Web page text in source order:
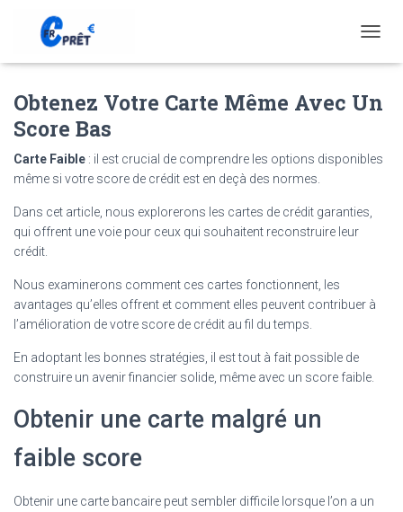
O
G
L
A
G
N
Obtenez Votre Carte Même Avec Un
Score Bas
Carte Faible : il est crucial de comprendre les options disponibles
même si votre score de crédit est en deçà des normes.
Dans cet article, nous explorerons les cartes de crédit garanties,
qui offrent une voie pour ceux qui souhaitent reconstruire leur
crédit.
Nous examinerons comment ces cartes fonctionnent, les
avantages qu’elles offrent et comment elles peuvent contribuer à
l’amélioration de votre score de crédit au fil du temps.
En adoptant les bonnes stratégies, il est tout à fait possible de
construire un avenir financier solide, même avec un score faible.
Obtenir une carte malgré un
faible score
Obtenir une carte bancaire peut sembler difficile lorsque l’on a un